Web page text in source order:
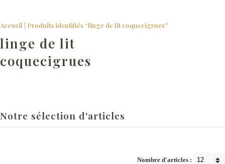
Accueil | Produits identifiés “linge de lit coquecigrues”
linge de lit
coquecigrues
Notre sélection d'articles
Nombre d'articles :